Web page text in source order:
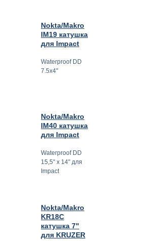
Nokta/Makro
IM19 катушка
для Impact
Waterproof DD
7.5x4"
Nokta/Makro
IM40 катушка
для Impact
Waterproof DD
15,5" x 14" для
Impact
Nokta/Makro
KR18C
катушка 7"
для KRUZER